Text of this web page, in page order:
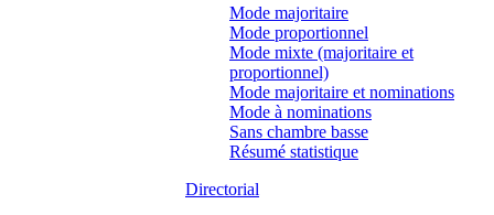
Mode majoritaire
Mode proportionnel
Mode mixte (majoritaire et
proportionnel)
Mode majoritaire et nominations
Mode à nominations
Sans chambre basse
Résumé statistique
Directorial